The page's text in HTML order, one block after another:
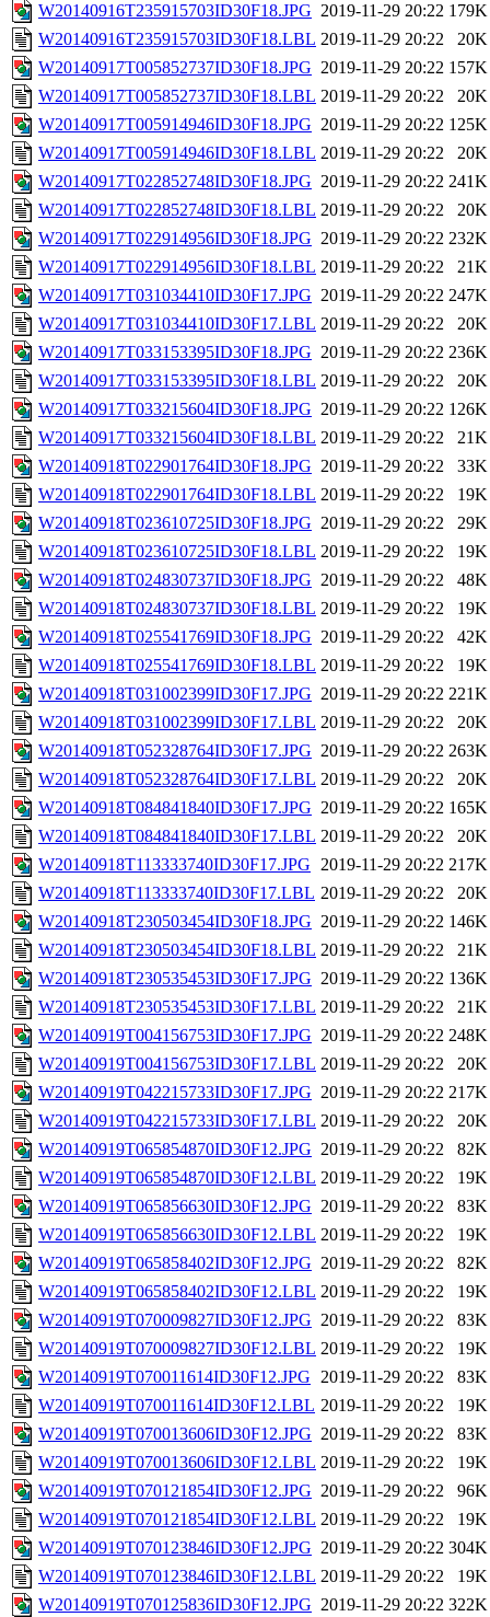
W20140916T235915703ID30F18.JPG 2019-11-29 20:22 179K
W20140916T235915703ID30F18.LBL 2019-11-29 20:22
20K
W20140917T005852737ID30F18.JPG 2019-11-29 20:22 157K
W20140917T005852737ID30F18.LBL 2019-11-29 20:22
20K
W20140917T005914946ID30F18.JPG 2019-11-29 20:22 125K
W20140917T005914946ID30F18.LBL 2019-11-29 20:22
20K
W20140917T022852748ID30F18.JPG 2019-11-29 20:22 241K
W20140917T022852748ID30F18.LBL 2019-11-29 20:22
20K
W20140917T022914956ID30F18.JPG 2019-11-29 20:22 232K
W20140917T022914956ID30F18.LBL 2019-11-29 20:22
21K
W20140917T031034410ID30F17.JPG 2019-11-29 20:22 247K
W20140917T031034410ID30F17.LBL 2019-11-29 20:22
20K
W20140917T033153395ID30F18.JPG 2019-11-29 20:22 236K
W20140917T033153395ID30F18.LBL 2019-11-29 20:22
20K
W20140917T033215604ID30F18.JPG 2019-11-29 20:22 126K
W20140917T033215604ID30F18.LBL 2019-11-29 20:22
21K
W20140918T022901764ID30F18.JPG 2019-11-29 20:22
33K
W20140918T022901764ID30F18.LBL 2019-11-29 20:22
19K
W20140918T023610725ID30F18.JPG 2019-11-29 20:22
29K
W20140918T023610725ID30F18.LBL 2019-11-29 20:22
19K
W20140918T024830737ID30F18.JPG 2019-11-29 20:22
48K
W20140918T024830737ID30F18.LBL 2019-11-29 20:22
19K
W20140918T025541769ID30F18.JPG 2019-11-29 20:22
42K
W20140918T025541769ID30F18.LBL 2019-11-29 20:22
19K
W20140918T031002399ID30F17.JPG 2019-11-29 20:22 221K
W20140918T031002399ID30F17.LBL 2019-11-29 20:22
20K
W20140918T052328764ID30F17.JPG 2019-11-29 20:22 263K
W20140918T052328764ID30F17.LBL 2019-11-29 20:22
20K
W20140918T084841840ID30F17.JPG 2019-11-29 20:22 165K
W20140918T084841840ID30F17.LBL 2019-11-29 20:22
20K
W20140918T113333740ID30F17.JPG 2019-11-29 20:22 217K
W20140918T113333740ID30F17.LBL 2019-11-29 20:22
20K
W20140918T230503454ID30F18.JPG 2019-11-29 20:22 146K
W20140918T230503454ID30F18.LBL 2019-11-29 20:22
21K
W20140918T230535453ID30F17.JPG 2019-11-29 20:22 136K
W20140918T230535453ID30F17.LBL 2019-11-29 20:22
21K
W20140919T004156753ID30F17.JPG 2019-11-29 20:22 248K
W20140919T004156753ID30F17.LBL 2019-11-29 20:22
20K
W20140919T042215733ID30F17.JPG 2019-11-29 20:22 217K
W20140919T042215733ID30F17.LBL 2019-11-29 20:22
20K
W20140919T065854870ID30F12.JPG 2019-11-29 20:22
82K
W20140919T065854870ID30F12.LBL 2019-11-29 20:22
19K
W20140919T065856630ID30F12.JPG 2019-11-29 20:22
83K
W20140919T065856630ID30F12.LBL 2019-11-29 20:22
19K
W20140919T065858402ID30F12.JPG 2019-11-29 20:22
82K
W20140919T065858402ID30F12.LBL 2019-11-29 20:22
19K
W20140919T070009827ID30F12.JPG 2019-11-29 20:22
83K
W20140919T070009827ID30F12.LBL 2019-11-29 20:22
19K
W20140919T070011614ID30F12.JPG 2019-11-29 20:22
83K
W20140919T070011614ID30F12.LBL 2019-11-29 20:22
19K
W20140919T070013606ID30F12.JPG 2019-11-29 20:22
83K
W20140919T070013606ID30F12.LBL 2019-11-29 20:22
19K
W20140919T070121854ID30F12.JPG 2019-11-29 20:22
96K
W20140919T070121854ID30F12.LBL 2019-11-29 20:22
19K
W20140919T070123846ID30F12.JPG 2019-11-29 20:22 304K
W20140919T070123846ID30F12.LBL 2019-11-29 20:22
19K
W20140919T070125836ID30F12.JPG 2019-11-29 20:22 322K